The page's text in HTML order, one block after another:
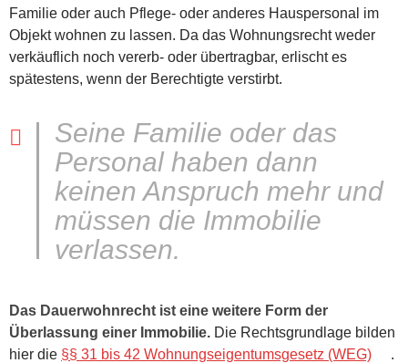
Familie oder auch Pflege- oder anderes Hauspersonal im
Objekt wohnen zu lassen. Da das Wohnungsrecht weder
verkäuflich noch vererb- oder übertragbar, erlischt es
spätestens, wenn der Berechtigte verstirbt.
Seine Familie oder das
Personal haben dann
keinen Anspruch mehr und
müssen die Immobilie
verlassen.
Das Dauerwohnrecht ist eine weitere Form der
Überlassung einer Immobilie. Die Rechtsgrundlage bilden
hier die §§ 31 bis 42 Wohnungseigentumsgesetz (WEG)
.